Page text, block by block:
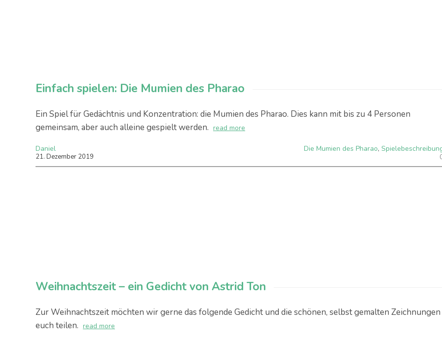
Einfach spielen: Die Mumien des Pharao
Ein Spiel für Gedächtnis und Konzentration: die Mumien des Pharao. Dies kann mit bis zu 4 Personen
gemeinsam, aber auch alleine gespielt werden. read more
Daniel
21. Dezember 2019
Die Mumien des Pharao,
Weihnachtszeit – ein Gedicht von Astrid Ton
Zur Weihnachtszeit möchten wir gerne das folgende Gedicht und die schönen, selbst gemalten
euch teilen. read more